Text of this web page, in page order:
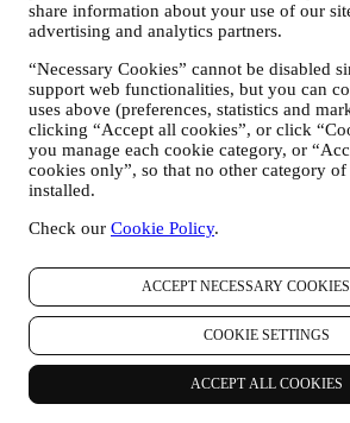
share information about your use of our
advertising and analytics partners.
“Necessary Cookies” cannot be disabled
support web functionalities, but you can
uses above (preferences, statistics and
clicking “Accept all cookies”, or click
you manage each cookie category, or
cookies only”, so that no other category
installed.
Check our Cookie Policy.
ACCEPT NECESSARY
COOKIE SETTINGS
ACCEPT ALL COOKIES
en controle, verificatie van
veiligheid, beveiliging, systeemtests,
analyse. Af en toe moeten we mogelijk
operationele redenen contact met u
om u een bevestiging van uw aankoop
uw persoonsgegevens ook gebruiken
beantwoorden die via onze
kanalen worden verzonden. Deze
vereist om ons in staat te stellen onze
ons legitiem belang (naar behoren
geval u artikelen aan onze online
toegevoegd zonder de aankoop af te
aankoop niet binnen een bepaalde
geen verdere opvolgingsberichten
OM U TE INFORMEREN OVER
AANBIEDINGEN VAN LE
Als u ermee hebt ingestemd dat wij